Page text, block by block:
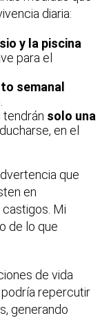
diaria:
y la piscina
para el
semanal
tendrán solo una
en el
que
en
Mi
de lo que
de vida
repercutir
generando